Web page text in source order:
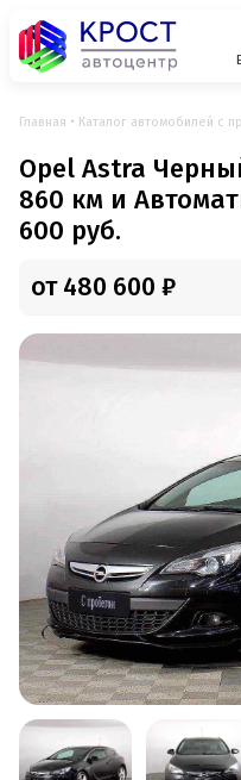
Главная Каталог автомобилей с
Opel Astra
860 км и
600 руб.
от 480 600 ₽